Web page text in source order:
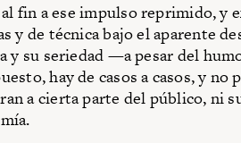
fin a ese impulso reprimido, y
y de técnica bajo el aparente
y su seriedad —a pesar del
hay de casos a casos, y no
a cierta parte del público, ni